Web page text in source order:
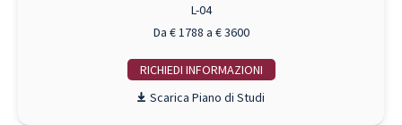
L-04
Da € 1788 a € 3600
RICHIEDI INFO
Piano di Studi